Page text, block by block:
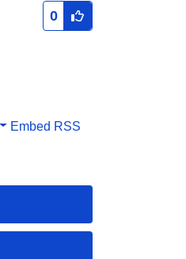
0
Embed RSS